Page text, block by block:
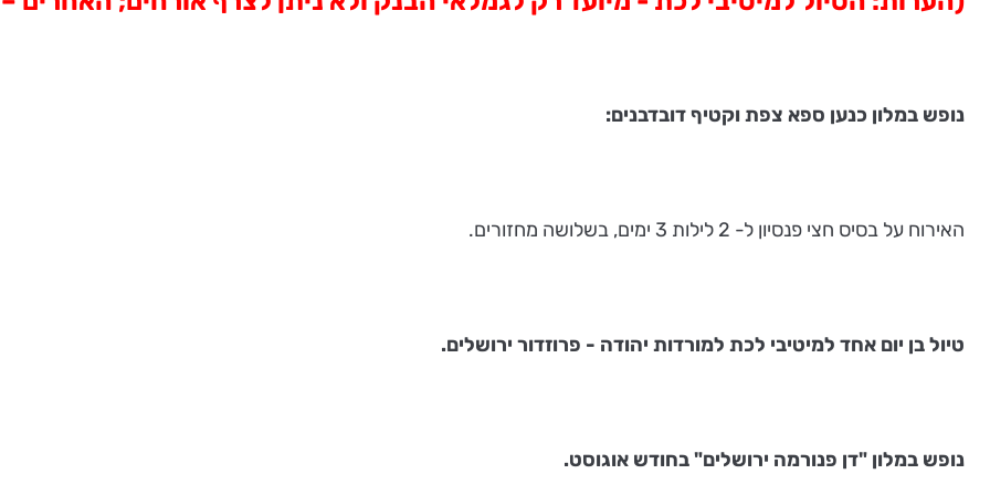
נופש במלון כנען ספא צפת וקטיף דובדבנים:
האירוח על בסיס חצי פנסיון ל- 2 לילות 3 ימים, בשלושה מחזורים.
טיול בן יום אחד למיטיבי לכת למורדות יהודה - פרוזדור ירושלים.
נופש במלון "דן פנורמה ירושלים" בחודש אוגוסט.